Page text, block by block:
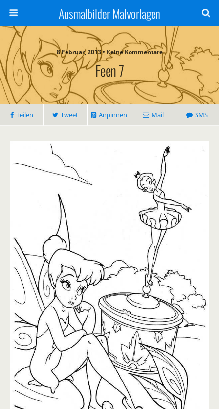
Ausmalbilder Malvorlagen
8 Februar, 2013 • Keine Kommentare
Feen 7
Teilen Tweet Anpinnen Mail SMS